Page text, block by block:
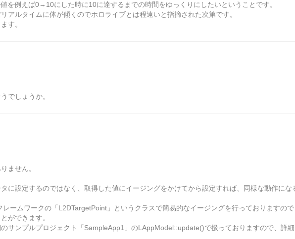
を例えば0→10にした時に10に達するまでの時間をゆっくりにしたいということです。
アルタイムに体が傾くのでホロライブとは程遠いと指摘された次第です。
す。
でしょうか。
ません。
に設定するのではなく、取得した値にイージングをかけてから設定すれば、同様な動作にな
ームワークの「L2DTargetPoint」というクラスで簡易的なイージングを行っておりますの
ができます。
サンプルプロジェクト「SampleApp1」のLAppModel::update()で扱っておりますので、詳